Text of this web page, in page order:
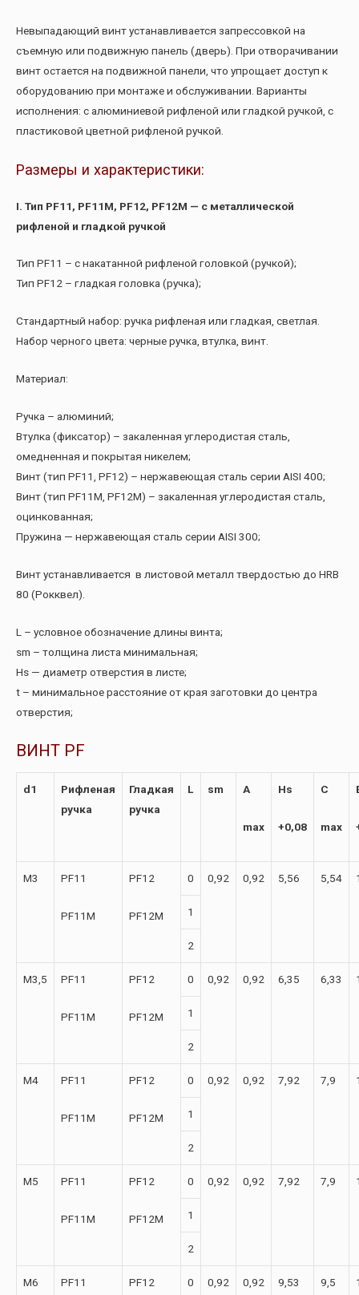
Невыпадающий винт устанавливается запрессовкой на
съемную или подвижную панель (дверь). При отворачивании
винт остается на подвижной панели, что упрощает доступ к
оборудованию при монтаже и обслуживании. Варианты
исполнения: с алюминиевой рифленой или гладкой ручкой, с
пластиковой цветной рифленой ручкой.
Размеры и характеристики:
I. Тип PF11, PF11M, PF12, PF12M — с металлической
рифленой и гладкой ручкой
Тип PF11 – с накатанной рифленой головкой (ручкой);
Тип PF12 – гладкая головка (ручка);
Стандартный набор: ручка рифленая или гладкая, светлая.
Набор черного цвета: черные ручка, втулка, винт.
Материал:
Ручка – алюминий;
Втулка (фиксатор) – закаленная углеродистая сталь,
омедненная и покрытая никелем;
Винт (тип PF11, PF12) – нержавеющая сталь серии AISI 400;
Винт (тип PF11M, PF12M) – закаленная углеродистая сталь,
оцинкованная;
Пружина — нержавеющая сталь серии AISI 300;
Винт устанавливается в листовой металл твердостью до HRB
80 (Рокквел).
L – условное обозначение длины винта;
sm – толщина листа минимальная;
Hs — диаметр отверстия в листе;
t – минимальное расстояние от края заготовки до центра
отверстия;
ВИНТ PF
d1
Рифленая
ручка
Гладкая
ручка
L sm A
max
Hs
+0,08
C
max
М3 PF11
PF11M
PF12
PF12M
0 0,92 0,92 5,56 5,54
1
2
М3,5 PF11
PF11M
PF12
PF12M
0 0,92 0,92 6,35 6,33
1
2
М4 PF11
PF11M
PF12
PF12M
0 0,92 0,92 7,92 7,9
1
2
М5 PF11
PF11M
PF12
PF12M
0 0,92 0,92 7,92 7,9
1
2
М6 PF11 PF12 0 0,92 0,92 9,53 9,5